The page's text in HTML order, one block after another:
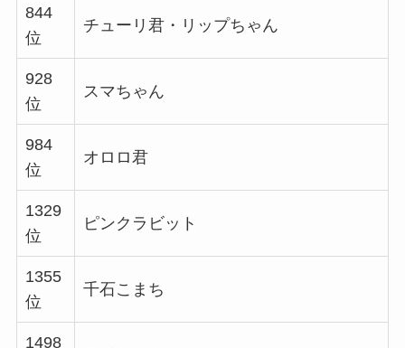
844
位
チューリ君・リップちゃん
928
位
スマちゃん
984
位
オロロ君
1329
位
ピンクラビット
1355
位
千石こまち
1498